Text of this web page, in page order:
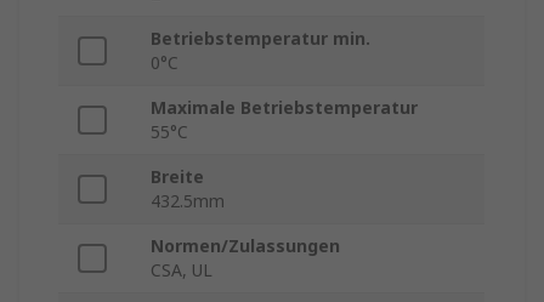
Betriebstemperatur min.
0°C
Maximale Betriebstemperatur
55°C
Breite
432.5mm
Normen/Zulassungen
CSA, UL